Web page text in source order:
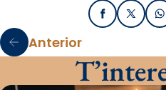
Facebook
X /
Anterior